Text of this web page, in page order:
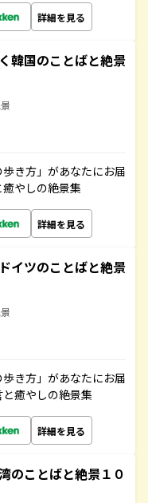
詳細を見る
韓国のことばと絶景
き方」があなたにお届
やしの絶景集
詳細を見る
イツのことばと絶景
き方」があなたにお届
癒やしの絶景集
詳細を見る
のことばと絶景１０